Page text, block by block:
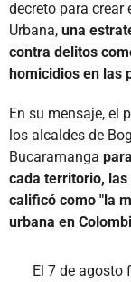
decreto para crear
Urbana, una
contra delitos
homicidios en las
En su mensaje, el
los alcaldes de
Bucaramanga
cada territorio,
calificó como "la
urbana en
El 7 de agosto